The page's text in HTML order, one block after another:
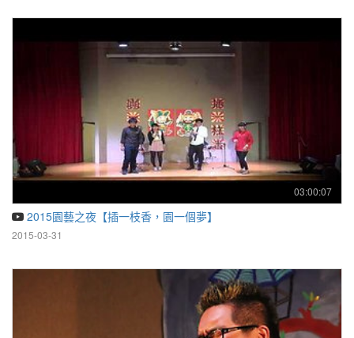
03:00:07
2015園藝之夜【插一枝香，園一個夢】
2015-03-31